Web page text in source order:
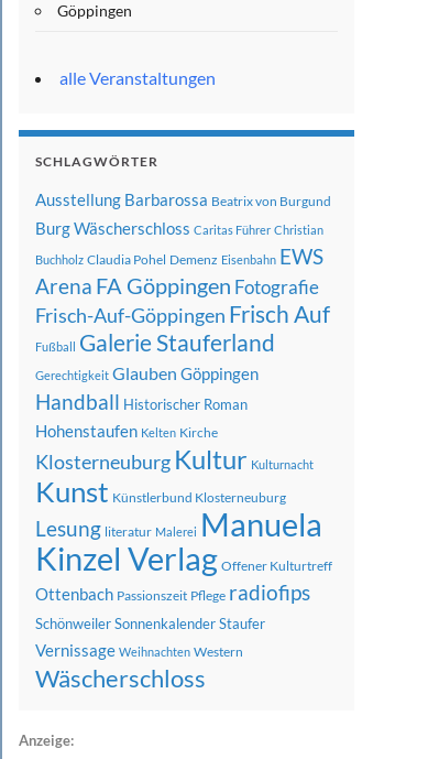
Göppingen
alle Veranstaltungen
SCHLAGWÖRTER
Ausstellung Barbarossa Beatrix von Burgund
Burg Wäscherschloss Caritas Führer Christian
Buchholz Claudia Pohel Demenz Eisenbahn EWS
Arena FA Göppingen Fotografie
Frisch-Auf-Göppingen Frisch Auf
Fußball Galerie Stauferland
Gerechtigkeit Glauben Göppingen
Handball Historischer Roman
Hohenstaufen Kelten Kirche
Klosterneuburg Kultur Kulturnacht
Kunst Künstlerbund Klosterneuburg
Lesung literatur Malerei Manuela
Kinzel Verlag Offener Kulturtreff
Ottenbach Passionszeit Pflege radiofips
SchönweilerSonnenkalenderStaufer
Vernissage Weihnachten Western
Wäscherschloss
Anzeige: